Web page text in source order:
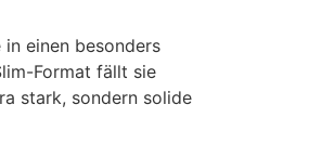
einen besonders
Format fällt sie
stark, sondern solide